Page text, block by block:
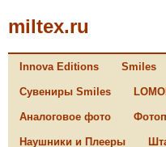
miltex.ru
Innova Editions Smiles
Сувениры Smiles
Аналоговое фото
Наушники и Плееры